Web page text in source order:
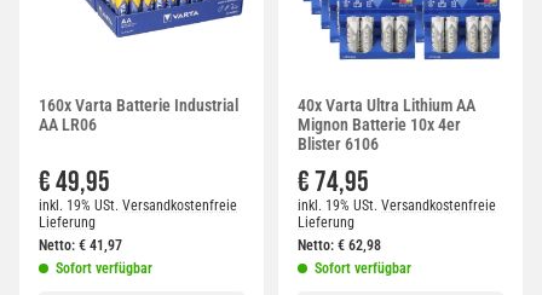
160x Varta Batterie Industrial
AA LR06
€ 49,95
inkl. 19% USt. Versandkostenfreie
Lieferung
Netto: € 41,97
Sofort verfügbar
40x Varta Ultra Lithium AA
Mignon Batterie 10x 4er
Blister 6106
€ 74,95
inkl. 19% USt. Versandkostenfreie
Lieferung
Netto: € 62,98
Sofort verfügbar